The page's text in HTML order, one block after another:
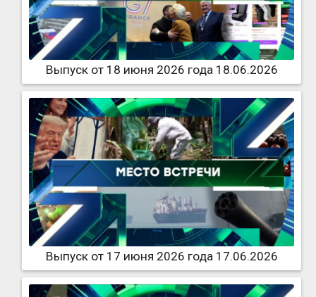
Выпуск от 18 июня 2026 года 18.06.2026
Выпуск от 17 июня 2026 года 17.06.2026